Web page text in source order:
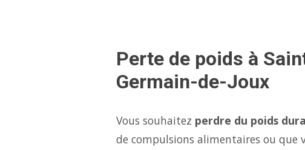
Perte de poids à
Germain-de-Joux
Vous souhaitez perdre du poids
de compulsions alimentaires ou que